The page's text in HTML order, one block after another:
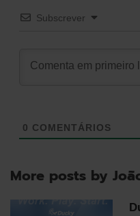
Subscrever
0 COMENTÁRIOS
More posts by